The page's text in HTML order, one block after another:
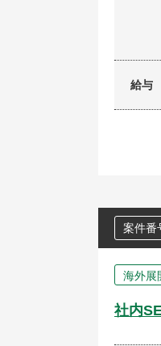
給与
案件番
海外展
社内